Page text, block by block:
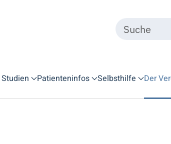
Patienteninfos Selbsthilfe Der